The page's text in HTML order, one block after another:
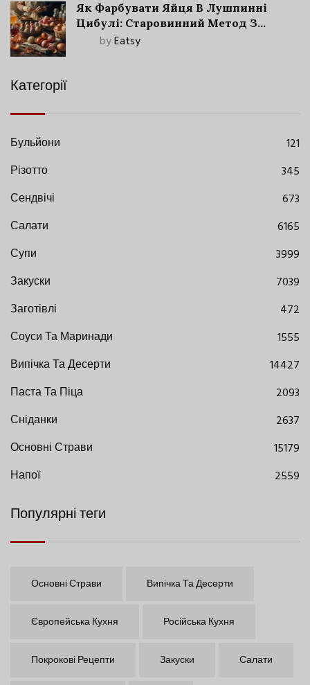
Як Фарбувати Яйця В Лушпинні
Цибулі: Старовинний Метод З
Сучасними Нюансами
byEatsy
Категорії
Бульйони
121
Різотто
345
Сендвічі
673
Салати
6165
Супи
3999
Закуски
7039
Заготівлі
472
Соуси Та Маринади
1555
Випічка Та Десерти
14427
Паста Та Піца
2093
Сніданки
2637
Основні Страви
15179
Напої
2559
Популярні теги
Основні Страви Випічка Та Десерти
Європейська Кухня Російська Кухня
Покрокові Рецепти Закуски Салати